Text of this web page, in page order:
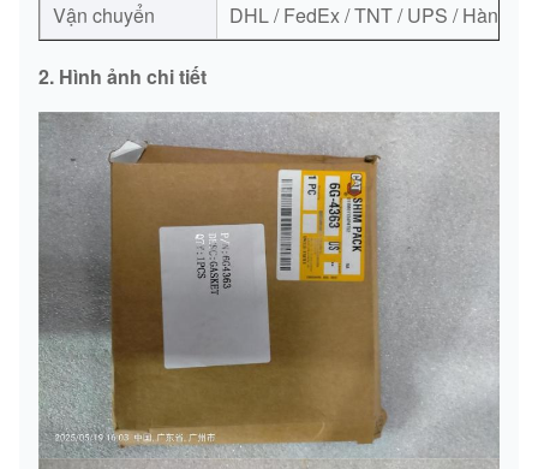
Vận chuyển
DHL / FedEx / TNT / UPS / Hàng
2. Hình ảnh chi tiết